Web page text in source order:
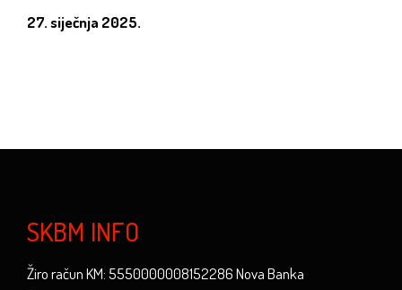
27. siječnja 2025.
SKBM INFO
Žiro račun KM: 5550000008152286 Nova Banka